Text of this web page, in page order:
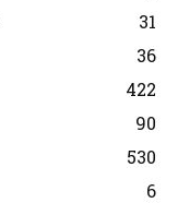
31
36
422
90
530
6